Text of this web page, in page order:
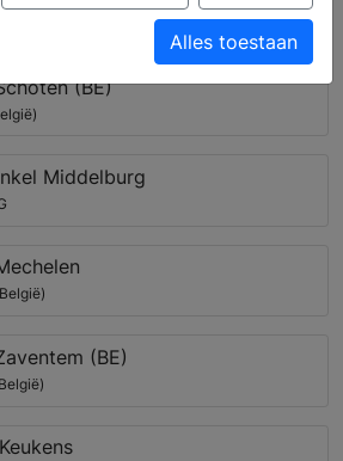
in de regio Heikant
(BE)
Middelburg
(BE)
Alles toestaan